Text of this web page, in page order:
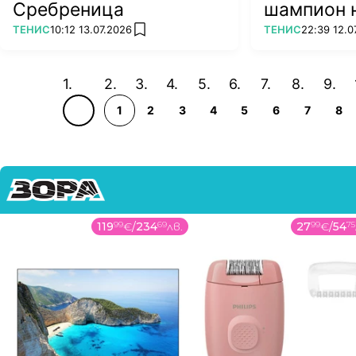
Сребреница
ПОВЕЧЕ ОТ
ТЕНИС10:12 13.07.2026 add favorites
шампион
ПОВЕЧЕ ОТ
ТЕНИС22:39
1 2 3 4 5 6 7 8
11999€/23469лв. 2799€/5475